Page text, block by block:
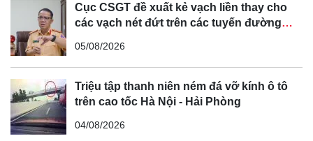
Atkinson, với một mô tơ điện hỗ trợ hoạt động như máy
phát điện.
Cục CSGT đề xuất kẻ vạch liền thay cho
các vạch nét đứt trên các tuyến đường
05/08/2026
Triệu tập thanh niên ném đá vỡ kính ô tô
trên cao tốc Hà Nội - Hải Phòng
04/08/2026